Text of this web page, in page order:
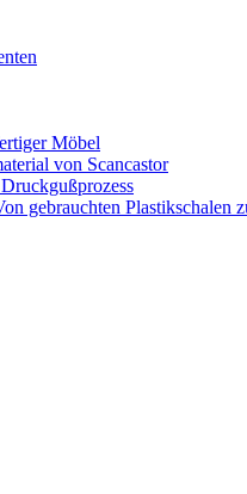
Möbel
von Scancastor
gebrauchten Plastikschalen